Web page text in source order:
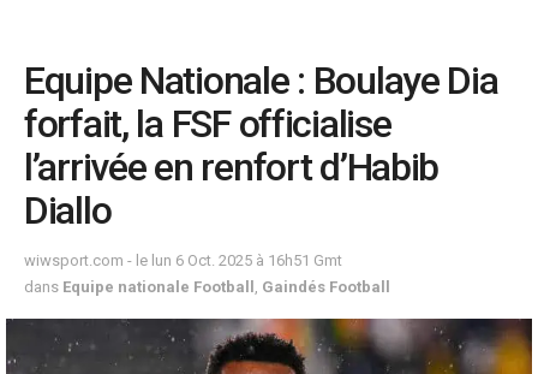
Equipe Nationale : Boulaye Dia
forfait, la FSF officialise
l’arrivée en renfort d’Habib
Diallo
wiwsport.com - le lun 6 Oct. 2025 à 16h51 Gmt
dans Equipe nationale Football , Gaindés Football